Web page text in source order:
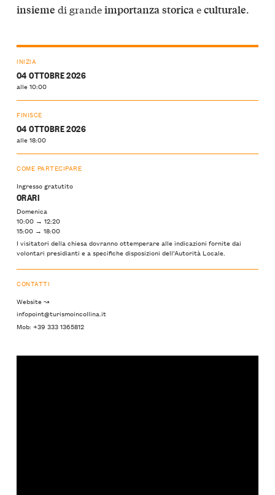
insieme di grandeimportanzastoricaeculturale.
INIZIA
04 OTTOBRE 2026
alle 10:00
FINISCE
04 OTTOBRE 2026
alle 18:00
COME PARTECIPARE
Ingresso gratutito
ORARI
Domenica
10:00 → 12:20
15:00 → 18:00
I visitatori della chiesa dovranno ottemperare alle indicazioni fornite dai
volontari presidianti e a specifiche disposizioni dell’Autorità Locale.
CONTATTI
Website ↝
infopoint@turismoincollina.it
Mob: +39 333 1365812